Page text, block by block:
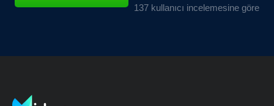
137 kullanıcı incelemesine göre